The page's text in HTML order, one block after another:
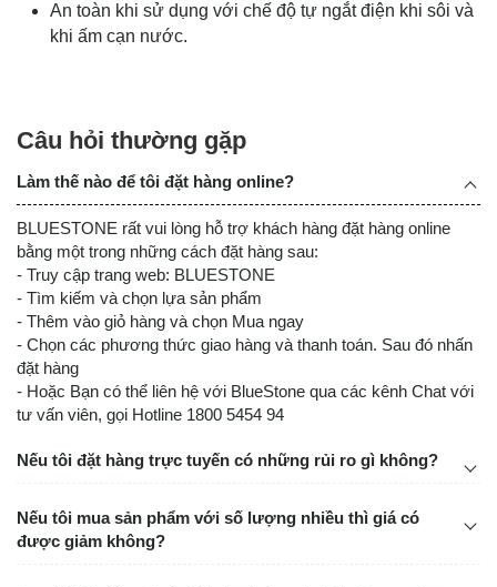
An toàn khi sử dụng với chế độ tự ngắt điện khi sôi và
khi ấm cạn nước.
Câu hỏi thường gặp
Làm thế nào để tôi đặt hàng online?
BLUESTONE rất vui lòng hỗ trợ khách hàng đặt hàng online
bằng một trong những cách đặt hàng sau:
- Truy cập trang web: BLUESTONE
- Tìm kiếm và chọn lựa sản phẩm
- Thêm vào giỏ hàng và chọn Mua ngay
- Chọn các phương thức giao hàng và thanh toán. Sau đó nhấn
đặt hàng
- Hoặc Bạn có thể liên hệ với BlueStone qua các kênh Chat với
tư vấn viên, gọi Hotline 1800 5454 94
Nếu tôi đặt hàng trực tuyến có những rủi ro gì không?
Nếu tôi mua sản phẩm với số lượng nhiều thì giá có
được giảm không?